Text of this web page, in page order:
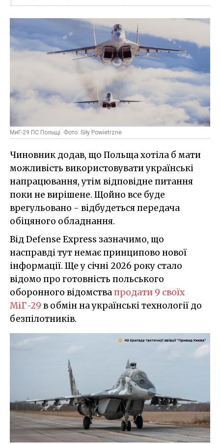
МиГ-29 ПС Польщі. Фото: Siły Powietrzne
Чиновник додав, що Польща хотіла б мати
можливість використовувати українські
напрацювання, утім відповідне питання
поки не вирішене. Щойно все буде
врегульовано - відбудеться передача
обіцяного обладнання.
Від Defense Express зазначимо, що
насправді тут немає принципово нової
інформації. Ще у січні 2026 року стало
відомо про готовність польського
оборонного відомствапродати 9 своїх
МіГ-29 в обмін на українські технології до
безпілотників.